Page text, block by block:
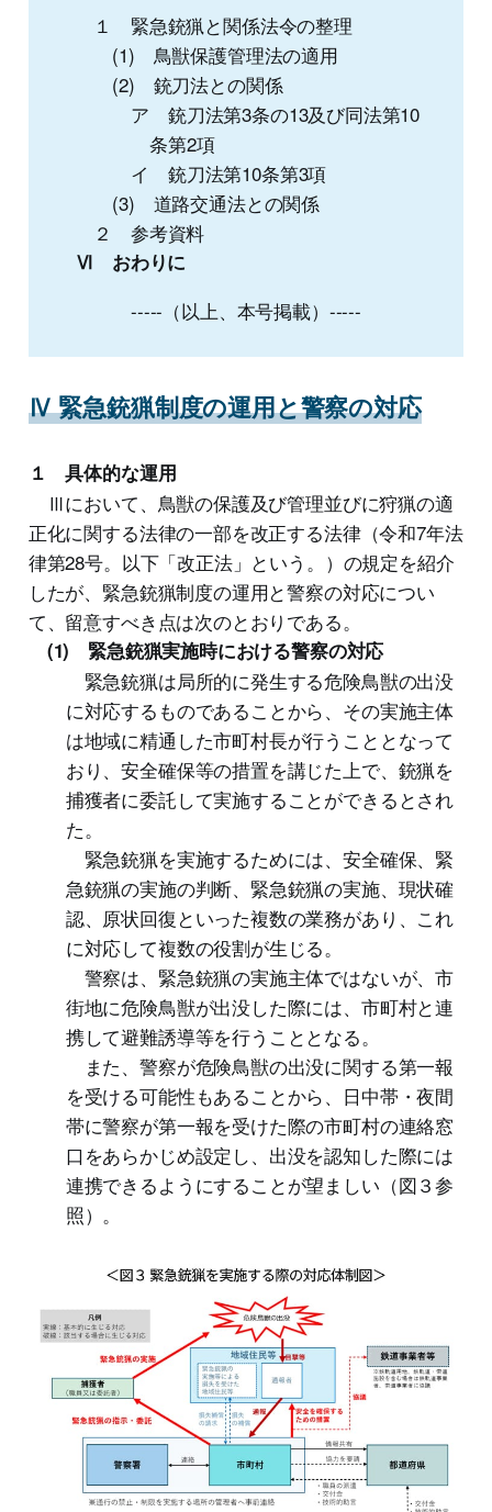
１ 緊急銃猟と関係法令の整理
(1) 鳥獣保護管理法の適用
(2) 銃刀法との関係
ア 銃刀法第3条の13及び同法第10
条第2項
イ 銃刀法第10条第3項
(3) 道路交通法との関係
２ 参考資料
Ⅵ おわりに
-----（以上、本号掲載）-----
Ⅳ 緊急銃猟制度の運用と警察の対応
１ 具体的な運用
Ⅲにおいて、鳥獣の保護及び管理並びに狩猟の適
正化に関する法律の一部を改正する法律（令和7年法
律第28号。以下「改正法」という。）の規定を紹介
したが、緊急銃猟制度の運用と警察の対応につい
て、留意すべき点は次のとおりである。
(1) 緊急銃猟実施時における警察の対応
緊急銃猟は局所的に発生する危険鳥獣の出没
に対応するものであることから、その実施主体
は地域に精通した市町村長が行うこととなって
おり、安全確保等の措置を講じた上で、銃猟を
捕獲者に委託して実施することができるとされ
た。
緊急銃猟を実施するためには、安全確保、緊
急銃猟の実施の判断、緊急銃猟の実施、現状確
認、原状回復といった複数の業務があり、これ
に対応して複数の役割が生じる。
警察は、緊急銃猟の実施主体ではないが、市
街地に危険鳥獣が出没した際には、市町村と連
携して避難誘導等を行うこととなる。
また、警察が危険鳥獣の出没に関する第一報
を受ける可能性もあることから、日中帯・夜間
帯に警察が第一報を受けた際の市町村の連絡窓
口をあらかじめ設定し、出没を認知した際には
連携できるようにすることが望ましい（図３参
照）。